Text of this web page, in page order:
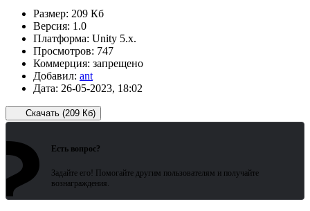
Размер: 209 Кб
Версия: 1.0
Платформа: Unity 5.x.
Просмотров: 747
Коммерция: запрещено
Добавил: ant
Дата: 26-05-2023, 18:02
Скачать (209 Кб)
Есть вопрос?
Задайте его! Помогайте другим пользователям и получайте
вознаграждения.